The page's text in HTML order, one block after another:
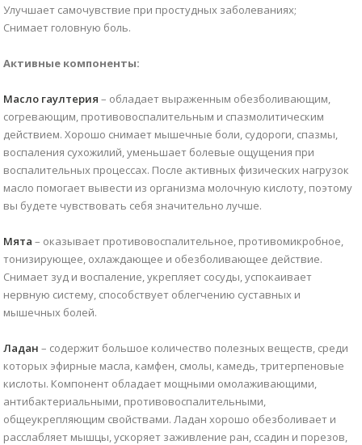
Улучшает самочувствие при простудных заболеваниях;
Снимает головную боль.
Активные компоненты:
Масло гаултерия – обладает выраженным обезболивающим,
согревающим, противовоспалительным и спазмолитическим
действием. Хорошо снимает мышечные боли, судороги, спазмы,
воспаления сухожилий, уменьшает болевые ощущения при
воспалительных процессах. После активных физических нагрузок
масло помогает вывести из организма молочную кислоту, поэтому
вы будете чувствовать себя значительно лучше.
Мята – оказывает противовоспалительное, противомикробное,
тонизирующее, охлаждающее и обезболивающее действие.
Снимает зуд и воспаление, укрепляет сосуды, успокаивает
нервную систему, способствует облегчению суставных и
мышечных болей.
Ладан – содержит большое количество полезных веществ, среди
которых эфирные масла, камфен, смолы, камедь, тритерпеновые
кислоты. Компонент обладает мощными омолаживающими,
антибактериальными, противовоспалительными,
общеукрепляющим свойствами. Ладан хорошо обезболивает и
расслабляет мышцы, ускоряет заживление ран, ссадин и порезов,